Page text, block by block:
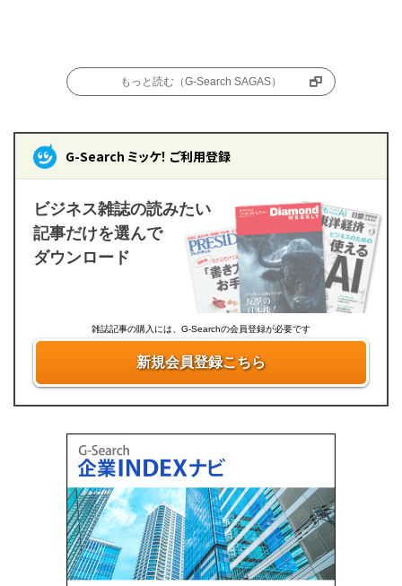
もっと読む（G-Search SAGAS）
G-Search ミッケ！ ご利用登録
ビジネス雑誌の読みたい
記事だけを選んで
ダウンロード
雑誌記事の購入には、G-Searchの会員登録が必要です
新規会員登録こちら